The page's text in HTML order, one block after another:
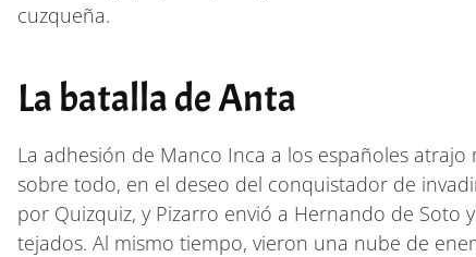
cuzqueña.
La batalla de Anta
La adhesión de Manco Inca a los españoles
sobre todo, en el deseo del conquistador de
por Quizquiz, y Pizarro envió a Hernando de Soto
tejados. Al mismo tiempo, vieron una nube de